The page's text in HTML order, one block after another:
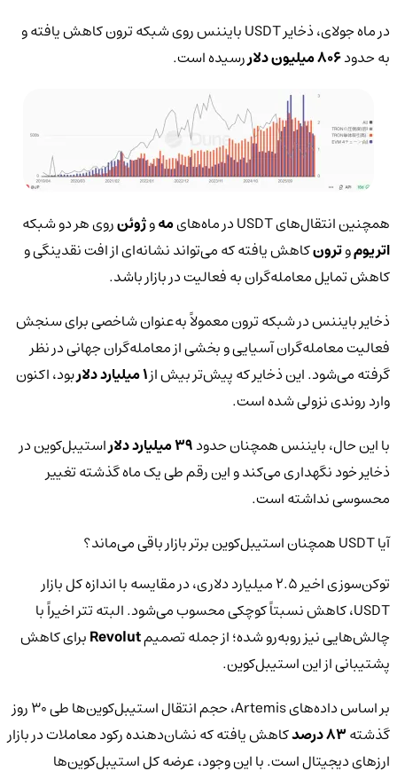
در ماه جولای، ذخایر USDT بایننس روی شبکه ترون کاهش یافته و
به حدود۸۰۶ میلیون دلار رسیده است.
همچنین انتقال‌های USDT در ماه‌های مهوژوئنروی هر دو شبکه
اتریوموترونکاهش یافته که می‌تواند نشانه‌ای از افت نقدینگی و
کاهش تمایل معامله‌گران به فعالیت در بازار باشد.
ذخایر بایننس در شبکه ترون معمولاً به‌عنوان شاخصی برای سنجش
فعالیت معامله‌گران آسیایی و بخشی از معامله‌گران جهانی در نظر
گرفته می‌شود. این ذخایر که پیش‌تر بیش از۱ میلیارد دلار
بود، اکنون
وارد روندی نزولی شده است.
با این حال، بایننس همچنان حدود۳۹ میلیارد دلار
استیبل‌کوین در
ذخایر خود نگهداری می‌کند و این رقم طی یک ماه گذشته تغییر
محسوسی نداشته است.
آیا USDT همچنان استیبل‌کوین برتر بازار باقی می‌ماند؟
توکن‌سوزی اخیر ۲.۵ میلیارد دلاری، در مقایسه با اندازه کل بازار
USDT، کاهش نسبتاً کوچکی محسوب می‌شود. البته تتر اخیراً با
چالش‌هایی نیز روبه‌رو شده؛ از جمله تصمیمRevolutبرای کاهش
پشتیبانی از این استیبل‌کوین.
بر اساس داده‌های Artemis، حجم انتقال استیبل‌کوین‌ها طی ۳۰ روز
گذشته۸۳ درصد
کاهش یافته که نشان‌دهنده رکود معاملات در بازار
ارزهای دیجیتال است. با این وجود، عرضه کل استیبل‌کوین‌ها